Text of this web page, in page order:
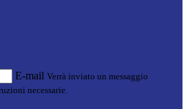
E-mail Verrà inviato un messaggio
necessarie.